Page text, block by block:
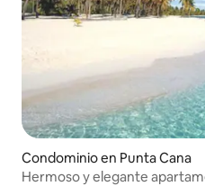
Condominio en Punta Cana
Hermoso y elegante